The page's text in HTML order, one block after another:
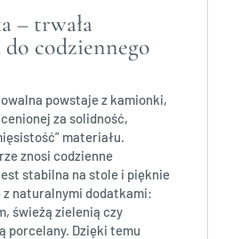
– trwała
codziennego
powstaje z kamionki,
za solidność,
materiału.
znosi codzienne
stabilna na stole i pięknie
z naturalnymi dodatkami:
świeżą zielenią czy
porcelany. Dzięki temu